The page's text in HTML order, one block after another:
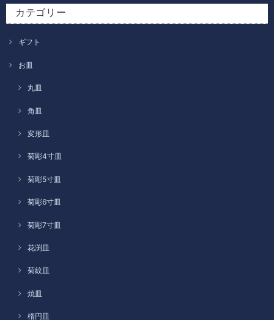
カテゴリー
ギフト
お皿
丸皿
角皿
変形皿
菊彫4寸皿
菊彫5寸皿
菊彫6寸皿
菊彫7寸皿
花渕皿
菊紋皿
焼皿
楕円皿